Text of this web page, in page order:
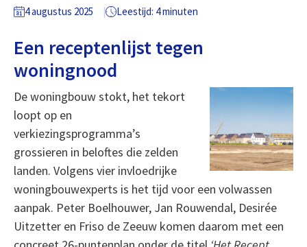
4 augustus 2025 Leestijd: 4 minuten
Een receptenlijst tegen
woningnood
De woningbouw stokt, het tekort
loopt op en
verkiezingsprogramma’s
grossieren in beloftes die zelden
landen. Volgens vier invloedrijke
woningbouwexperts is het tijd voor een volwassen
aanpak. Peter Boelhouwer, Jan Rouwendal, Desirée
Uitzetter en Friso de Zeeuw komen daarom met een